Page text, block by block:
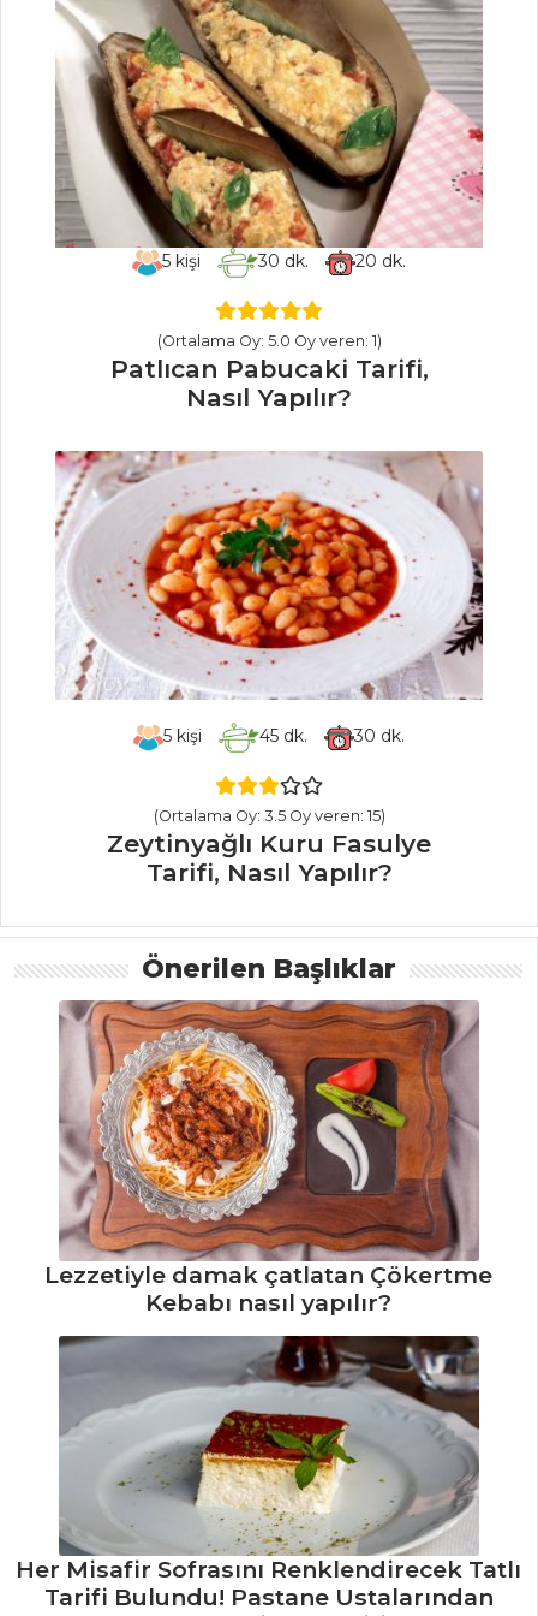
Pilav ve Makarna
Tüm Tarifleri
HAMUR İŞLERI
Midye Börek
Tarifi, Nasıl Yapılır?
Kepekli Unlu ve
Tarifi, Nasıl Yapılır?
Tavuk Etli Börek
Hamur İşleri Tüm
BALIK
YEMEKLERI
Asma Yaprağında
Sardalya Tarifi,
Nasıl Yapılır?
Hamsi Sarma
Tarifi, Nasıl Yapılır?
Somon Filato Tarifi,
Nasıl Yapılır?
Balık Yemekleri
TATLILAR
Kakaolu Kek
Tarifi, Nasıl Yapılır?
Kalburabastı
Tarifi, Nasıl Yapılır?
Narlı Aperitif
Tarifi, Nasıl Yapılır?
Pasta ve Tatlılar
Tüm Tarifleri
MEZELER VE
Rokalı Haydari
Tarifi, Nasıl Yapılır?
Fırında Mücver
Tarifi, Nasıl Yapılır?
5kişi 30 dk. 20 dk.
(Ortalama Oy: 5.0 Oy veren: 1)
Patlıcan Pabucaki Tarifi,
Nasıl Yapılır?
5kişi 45 dk. 30 dk.
(Ortalama Oy: 3.5 Oy veren: 15)
Zeytinyağlı Kuru Fasulye
Tarifi, Nasıl Yapılır?
Önerilen Başlıklar
Lezzetiyle damak çatlatan Çökertme
Kebabı nasıl yapılır?
Her Misafir Sofrasını Renklendirecek Tatlı
Tarifi Bulundu! Pastane Ustalarından